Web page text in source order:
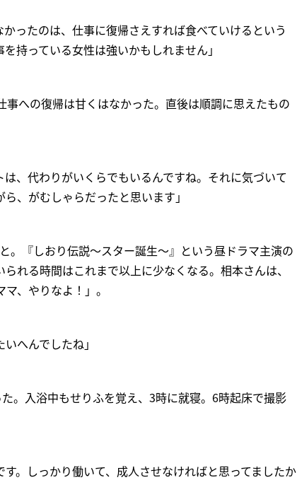
ったのは、仕事に復帰さえすれば食べていけるという
持っている女性は強いかもしれません」
への復帰は甘くはなかった。直後は順調に思えたもの
、代わりがいくらでもいるんですね。それに気づいて
、がむしゃらだったと思います」
。『しおり伝説～スター誕生～』という昼ドラマ主演の
れる時間はこれまで以上に少なくなる。相本さんは、
、やりなよ！」。
へんでしたね」
。入浴中もせりふを覚え、3時に就寝。6時起床で撮影
。しっかり働いて、成人させなければと思ってましたか